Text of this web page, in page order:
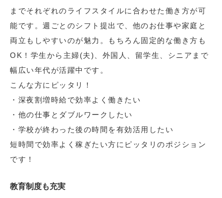
までそれぞれのライフスタイルに合わせた働き方が可
能です。週ごとのシフト提出で、他のお仕事や家庭と
両立もしやすいのが魅力。もちろん固定的な働き方も
OK！学生から主婦(夫)、外国人、留学生、シニアまで
幅広い年代が活躍中です。
こんな方にピッタリ！
・深夜割増時給で効率よく働きたい
・他の仕事とダブルワークしたい
・学校が終わった後の時間を有効活用したい
短時間で効率よく稼ぎたい方にピッタリのポジション
です！
教育制度も充実